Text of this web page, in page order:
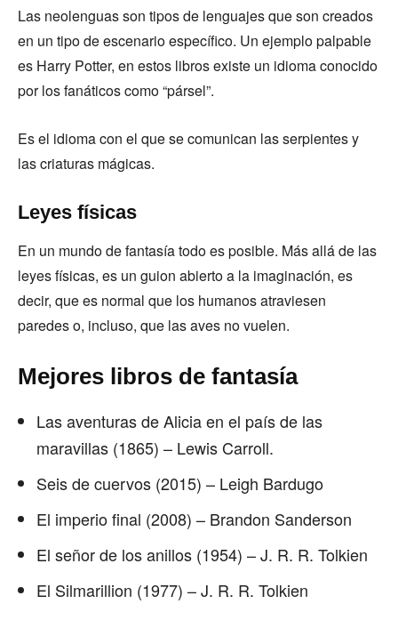
Las neolenguas son tipos de lenguajes que son creados
en un tipo de escenario específico. Un ejemplo palpable
es Harry Potter, en estos libros existe un idioma conocido
por los fanáticos como “pársel”.
Es el idioma con el que se comunican las serpientes y
las criaturas mágicas.
Leyes físicas
En un mundo de fantasía todo es posible. Más allá de las
leyes físicas, es un guion abierto a la imaginación, es
decir, que es normal que los humanos atraviesen
paredes o, incluso, que las aves no vuelen.
Mejores libros de fantasía
Las aventuras de Alicia en el país de las
maravillas (1865) – Lewis Carroll.
Seis de cuervos (2015) – Leigh Bardugo
El imperio final (2008) – Brandon Sanderson
El señor de los anillos (1954) – J. R. R. Tolkien
El Silmarillion (1977) – J. R. R. Tolkien